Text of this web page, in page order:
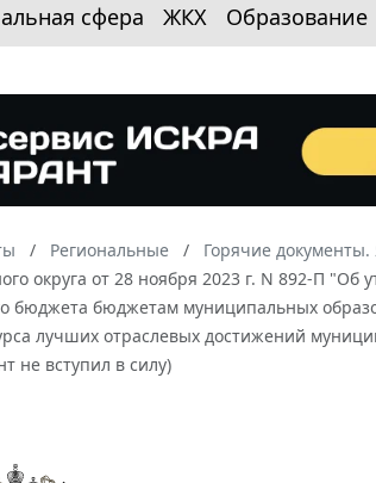
сфера ЖКХ Образование
Региональные Горячие
округа от 28 ноября 2023 г. N 892-П
бюджета бюджетам муниципальных
лучших отраслевых достижений
не вступил в силу)